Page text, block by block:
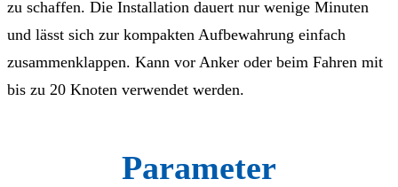
zu schaffen. Die Installation dauert nur wenige Minuten
und lässt sich zur kompakten Aufbewahrung einfach
zusammenklappen. Kann vor Anker oder beim Fahren mit
bis zu 20 Knoten verwendet werden.
Parameter